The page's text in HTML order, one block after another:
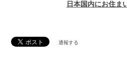
日本国内にお住ま
通報する